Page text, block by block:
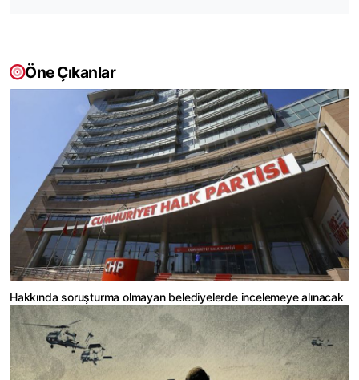
Öne Çıkanlar
Hakkında soruşturma olmayan belediyelerde incelemeye alınacak